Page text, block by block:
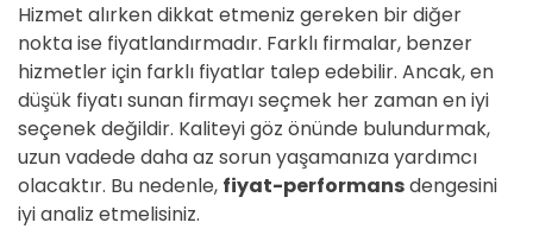
Hizmet alırken dikkat etmeniz gereken bir diğer
nokta ise fiyatlandırmadır. Farklı firmalar, benzer
hizmetler için farklı fiyatlar talep edebilir. Ancak, en
düşük fiyatı sunan firmayı seçmek her zaman en iyi
seçenek değildir. Kaliteyi göz önünde bulundurmak,
uzun vadede daha az sorun yaşamanıza yardımcı
olacaktır. Bu nedenle, fiyat-performansdengesini
iyi analiz etmelisiniz.